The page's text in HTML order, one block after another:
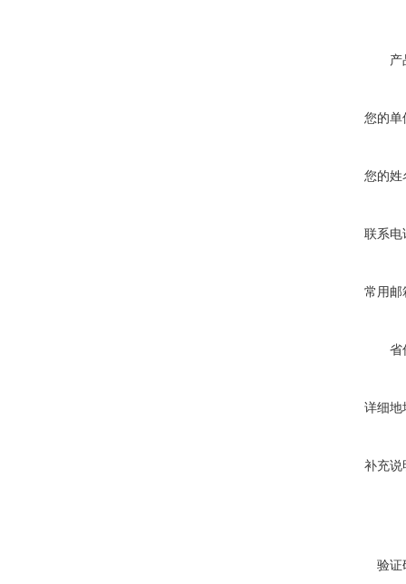
产
您的单
您的姓
联系电
常用邮
省
详细地
补充说
验证